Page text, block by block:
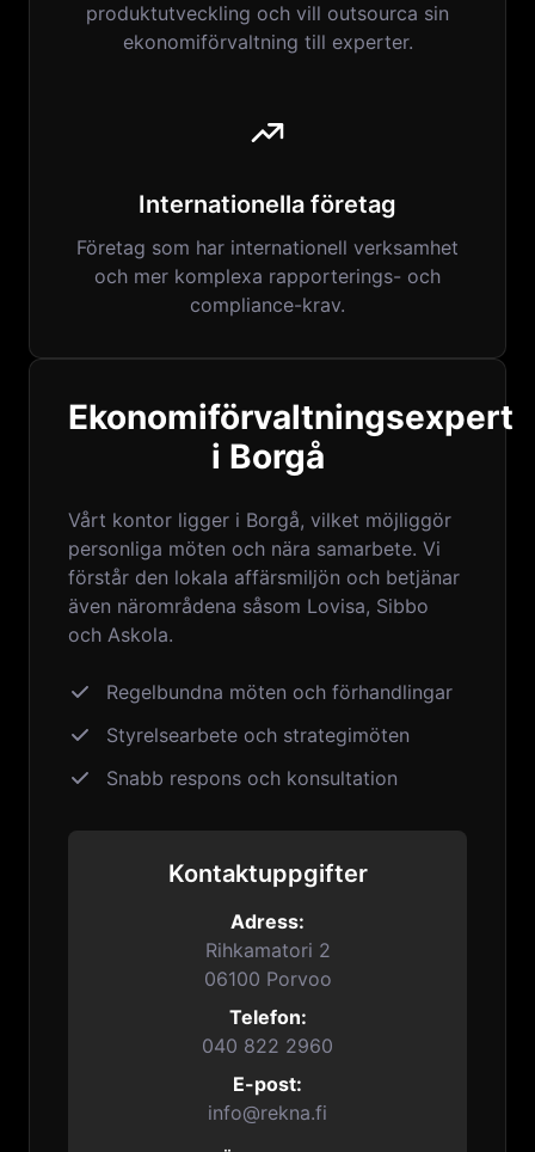
produktutveckling och vill outsourca sin
ekonomiförvaltning till experter.
Internationella företag
Företag som har internationell verksamhet
och mer komplexa rapporterings- och
compliance-krav.
Ekonomiförvaltningsexpert
i Borgå
Vårt kontor ligger i Borgå, vilket möjliggör
personliga möten och nära samarbete. Vi
förstår den lokala affärsmiljön och betjänar
även närområdena såsom Lovisa, Sibbo
och Askola.
Regelbundna möten och förhandlingar
Styrelsearbete och strategimöten
Snabb respons och konsultation
Kontaktuppgifter
Adress:
Rihkamatori 2
06100 Porvoo
Telefon:
040 822 2960
E-post:
info@rekna.fi